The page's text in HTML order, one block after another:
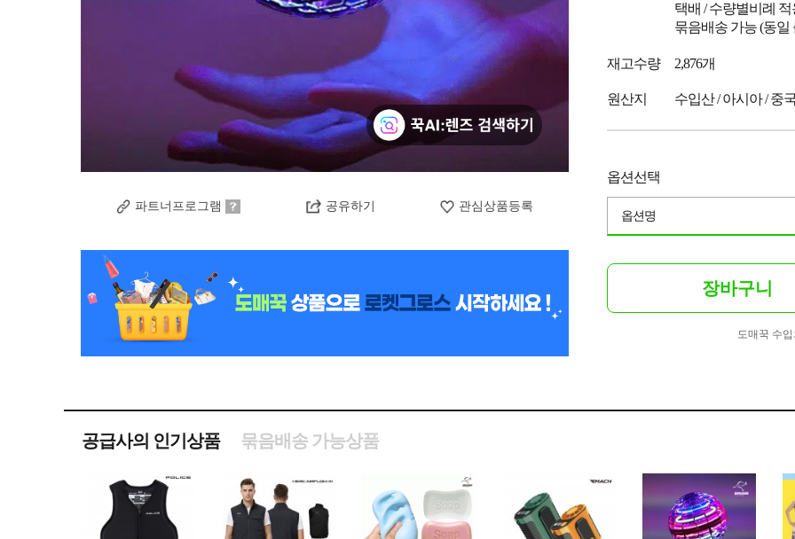
파트너프로그램 공유하기 관심상품등록
택배 / 수량별비례
묶음배송 가능 (동일
재고수량 2,876개
원산지 수입산 / 아시아 / 중
옵션선택
옵션명
장바구니
도매꾹 수
공급사의 인기상품 묶음배송 가능상품